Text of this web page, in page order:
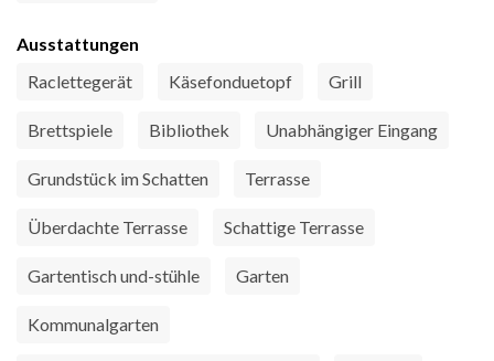
Ausstattungen
Raclettegerät
Käsefonduetopf Grill
Brettspiele Bibliothek Unabhängiger Eingang
Grundstück im Schatten Terrasse
Überdachte Terrasse Schattige Terrasse
Gartentisch und-stühle Garten
Kommunalgarten